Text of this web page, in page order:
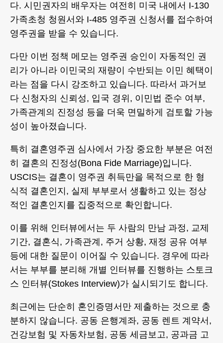
다. 시민권자의 배우자는 여전히 미국 내에서 I-130
가족초청 청원서와 I-485 영주권 신청서를 접수하여
영주권을 받을 수 있습니다.
다만 이번 정책 메모는 영주권 승인이 자동적인 권
리가 아니라 이민국의 재량이 수반되는 이민 혜택이
라는 점을 다시 강조하고 있습니다. 따라서 과거보
다 신청자의 신뢰성, 입국 경위, 이민법 준수 여부,
가족관계의 진정성 등을 더욱 면밀하게 검토할 가능
성이 높아졌습니다.
특히 결혼영주권 심사에서 가장 중요한 부분은 여전
히 결혼의 진정성(Bona Fide Marriage)입니다.
USCIS는 결혼이 영주권 취득만을 목적으로 한 형
식적 결혼인지, 실제 부부로서 생활하고 있는 정상
적인 결혼인지를 집중적으로 확인합니다.
이를 위해 인터뷰에서는 두 사람의 만남 과정, 교제
기간, 결혼식, 가족관계, 주거 상황, 재정 공유 여부
등에 대한 질문이 이어질 수 있습니다. 경우에 따라
서는 부부를 분리해 개별 인터뷰를 진행하는 스토크
스 인터뷰(Stokes Interview)가 실시되기도 합니다.
최근에는 단순히 혼인증명서만 제출하는 것으로 충
분하지 않습니다. 공동 은행계좌, 공동 렌트 계약서,
건강보험 및 자동차보험, 공동 세금보고, 공과금 고